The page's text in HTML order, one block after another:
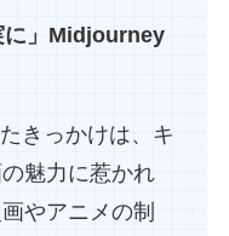
に」Midjourney
きっかけは、キ
魅力に惹かれ
やアニメの制